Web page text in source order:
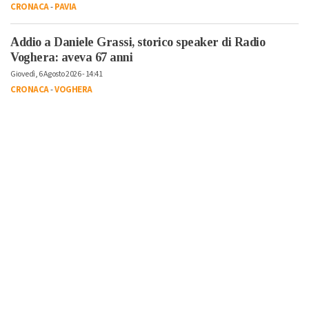
CRONACA-PAVIA
Addio a Daniele Grassi, storico speaker di Radio
Voghera: aveva 67 anni
Giovedì, 6 Agosto 2026 - 14:41
CRONACA-VOGHERA